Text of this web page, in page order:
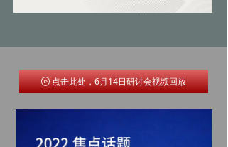
ꄤ 点击此处，6月14日研讨会视频回放